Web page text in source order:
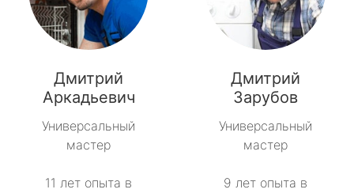
Дмитрий
Аркадьевич
Универсальный
мастер
11 лет опыта в
Дмитрий
Зарубов
Универсальный
мастер
9 лет опыта в